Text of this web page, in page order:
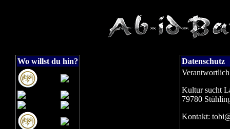
Wo willst du hin?
Datenschutz
Kultur sucht
79780
Kontakt: